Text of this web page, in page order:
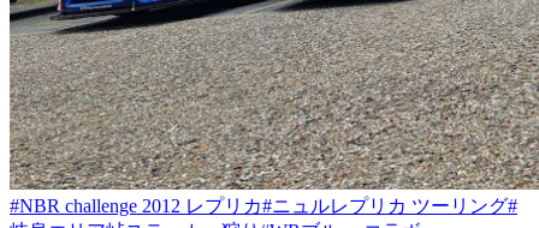
#NBR challenge 2012 レプリカ#ニュルレプリカ ツーリング#